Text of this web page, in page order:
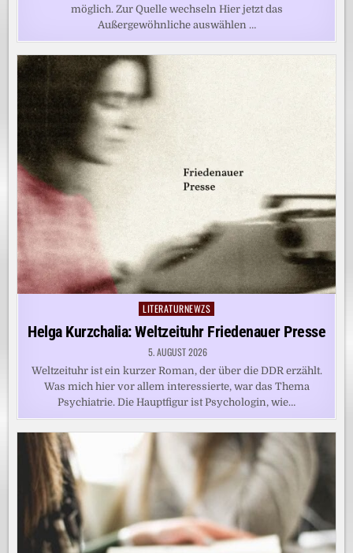
möglich. Zur Quelle wechseln Hier jetzt das
Außergewöhnliche auswählen …
Posted
in
LITERATURNEWZS
Helga Kurzchalia: Weltzeituhr Friedenauer Presse
5. AUGUST 2026
Weltzeituhr ist ein kurzer Roman, der über die DDR erzählt.
Was mich hier vor allem interessierte, war das Thema
Psychiatrie. Die Hauptfigur ist Psychologin, wie…